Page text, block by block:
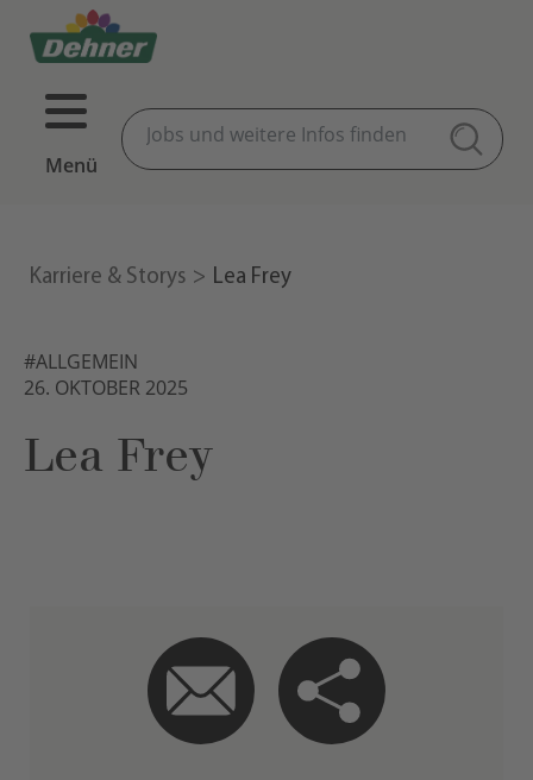
Menü
Karriere & Storys Lea Frey
#ALLGEMEIN
26. OKTOBER 2025
Lea Frey